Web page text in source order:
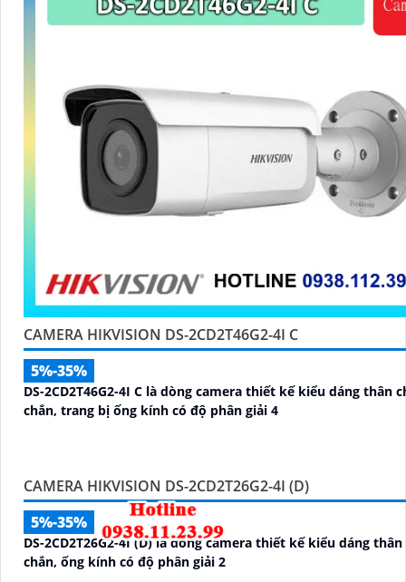
CAMERA HIKVISION DS-2CD2T46G2-4I C
5%-35%
DS-2CD2T46G2-4I C là dòng camera thiết kế kiểu dáng thân
chắn, trang bị ống kính có độ phân giải 4
CAMERA HIKVISION DS-2CD2T26G2-4I (D)
5%-35%
DS-2CD2T26G2-4I (D) là dòng camera thiết kế kiểu dáng thân
chắn, ống kính có độ phân giải 2